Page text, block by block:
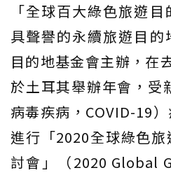
「全球百大綠色旅遊
具聲譽的永續旅遊目
目的地基金會主辦，在
於土耳其舉辦年會，受
病毒疾病，COVID-19
進行「2020全球綠色
討會」（2020 Global